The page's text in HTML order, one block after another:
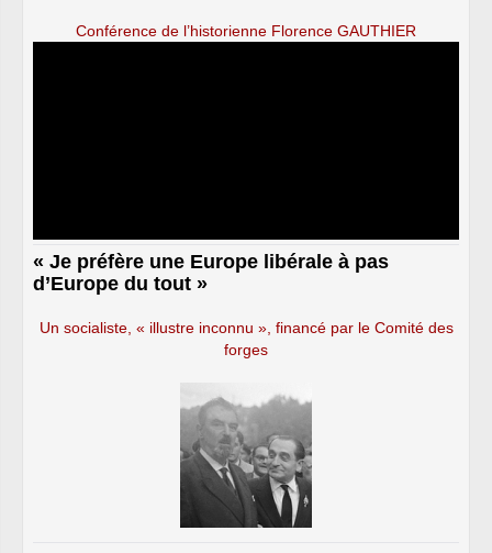
Conférence de l’historienne Florence GAUTHIER
« Je préfère une Europe libérale à pas
d’Europe du tout »
Un socialiste, « illustre inconnu », financé par le Comité des
forges